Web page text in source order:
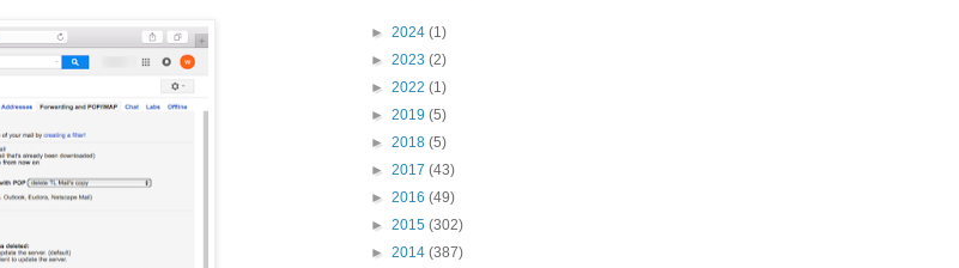
► 2024 (1)
► 2023 (2)
► 2022 (1)
► 2019 (5)
► 2018 (5)
► 2017 (43)
► 2016 (49)
► 2015 (302)
► 2014 (387)